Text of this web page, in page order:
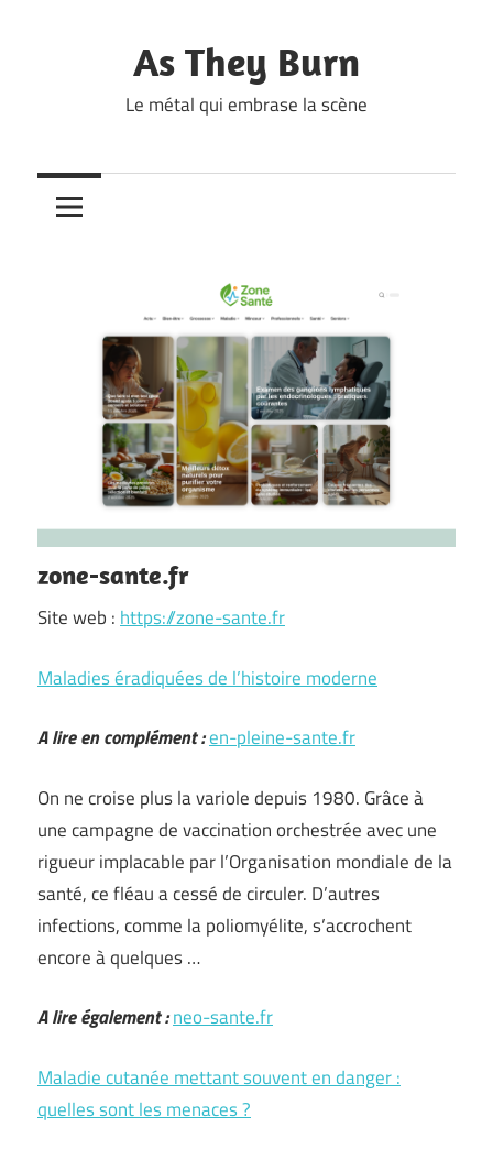
As They Burn
Le métal qui embrase la scène
zone-sante.fr
Site web : https://zone-sante.fr
Maladies éradiquées de l’histoire moderne
A lire en complément :en-pleine-sante.fr
On ne croise plus la variole depuis 1980. Grâce à
une campagne de vaccination orchestrée avec une
rigueur implacable par l’Organisation mondiale de la
santé, ce fléau a cessé de circuler. D’autres
infections, comme la poliomyélite, s’accrochent
encore à quelques …
A lire également :neo-sante.fr
Maladie cutanée mettant souvent en danger :
quelles sont les menaces ?